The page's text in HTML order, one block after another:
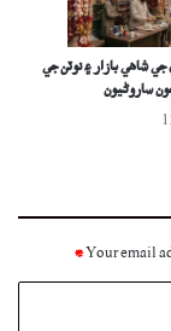
شاھي بازار ۽ نوٽن جي
ساروڻيون
Your email
*